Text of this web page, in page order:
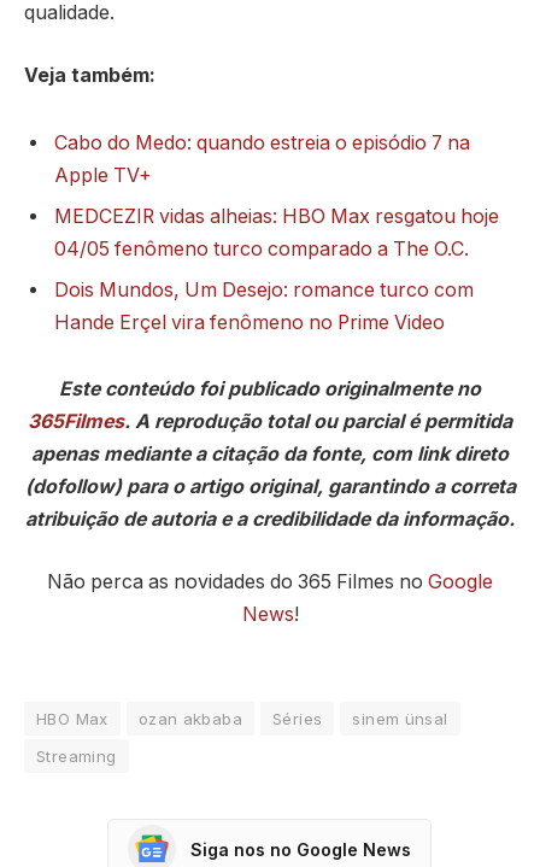
qualidade.
Veja também:
Cabo do Medo: quando estreia o episódio 7 na
Apple TV+
MEDCEZIR vidas alheias: HBO Max resgatou hoje
04/05 fenômeno turco comparado a The O.C.
Dois Mundos, Um Desejo: romance turco com
Hande Erçel vira fenômeno no Prime Video
Este conteúdo foi publicado originalmente no
365Filmes. A reprodução total ou parcial é permitida
apenas mediante a citação da fonte, com link direto
(dofollow) para o artigo original, garantindo a correta
atribuição de autoria e a credibilidade da informação.
Não perca as novidades do 365 Filmes no Google
News!
HBO Max ozan akbaba Séries
sinem ünsal
Streaming
Siga nos no Google News